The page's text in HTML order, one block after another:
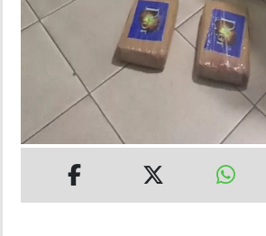
MUNDO
INSÓLITAS
MULTIMEDIA
IMPRESO